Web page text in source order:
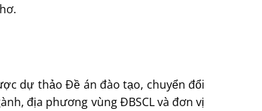
dự thảo Ðề án đào tạo, chuyển đổi
địa phương vùng ÐBSCL và đơn vị